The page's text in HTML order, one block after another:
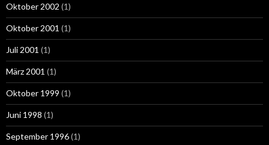
Oktober 2002 (1)
Oktober 2001 (1)
Juli 2001 (1)
März 2001 (1)
Oktober 1999 (1)
Juni 1998 (1)
September 1996(1)